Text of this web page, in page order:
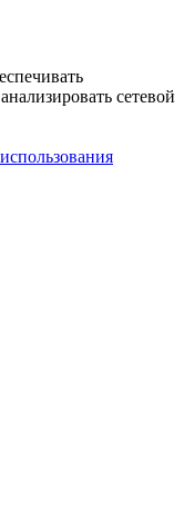
сетевой